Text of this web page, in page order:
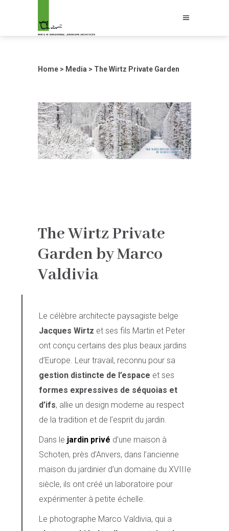
Home > Media > The Wirtz Private Garden
The Wirtz Private
Garden by Marco
Valdivia
Le célèbre architecte paysagiste belge
Jacques Wirtz et ses fils Martin et Peter
ont conçu certains des plus beaux jardins
d’Europe. Leur travail, reconnu pour sa
gestion distincte de l’espace et ses
formes expressives de séquoias et
d’ifs, allie un design moderne au respect
de la tradition et de l’esprit du jardin.
Dans le jardin privé d’une maison à
Schoten, près d’Anvers, dans l’ancienne
maison du jardinier d’un domaine du XVIIIe
siècle, ils ont créé un laboratoire pour
expérimenter à petite échelle.
Le photographe Marco Valdivia, qui a